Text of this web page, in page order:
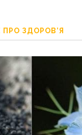
ЗДОРОВ’Я